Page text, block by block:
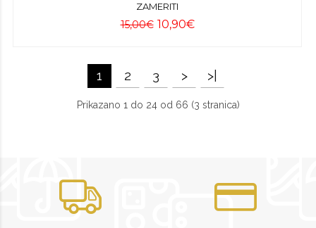
ZAMERITI
15,00€ 10,90€
1 2 3 > >|
Prikazano 1 do 24 od 66 (3 stranica)